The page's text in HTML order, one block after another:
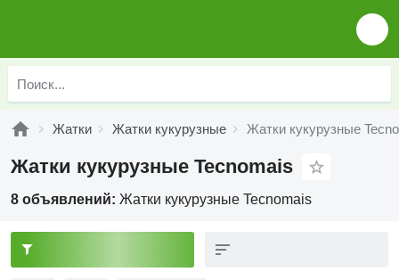
Жатки Жатки кукурузные Жатки кукурузные
Жатки кукурузные Tecnomais
8 объявлений: Жатки кукурузные Tecnomais